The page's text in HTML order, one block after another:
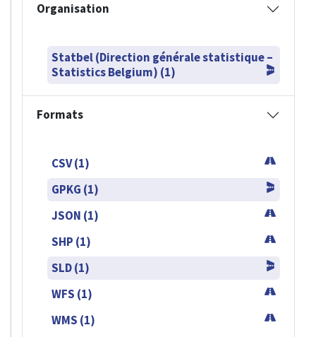
Organisation
Statbel (Direction générale statistique –
Statistics Belgium) (1)
Formats
CSV (1)
GPKG (1)
JSON (1)
SHP (1)
SLD (1)
WFS (1)
WMS (1)